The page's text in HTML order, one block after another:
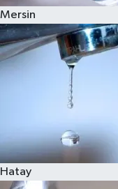
Mersin
Hatay